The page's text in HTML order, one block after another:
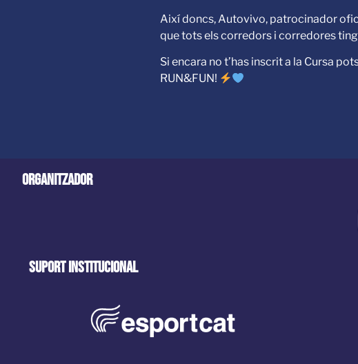
Així doncs, Autovivo, patrocinador
que tots els corredors i corredores
Si encara no t’has inscrit a la Cursa
RUN&FUN!
Organitzador
Suport Institucional